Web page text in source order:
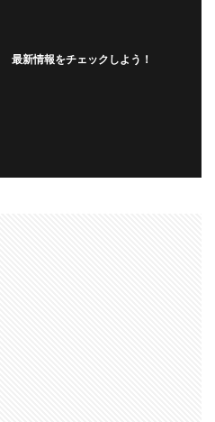
最新情報をチェックしよう！